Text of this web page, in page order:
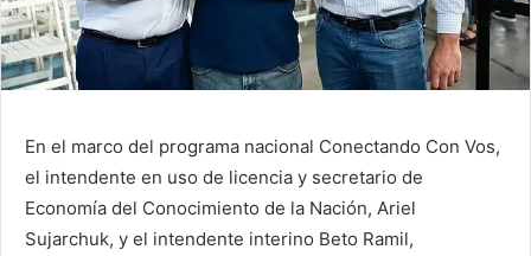
En el marco del programa nacional Conectando Con Vos,
el intendente en uso de licencia y secretario de
Economía del Conocimiento de la Nación, Ariel
Sujarchuk, y el intendente interino Beto Ramil,